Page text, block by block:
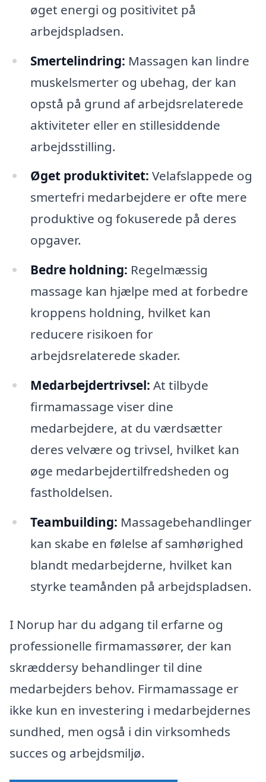
øget energi og positivitet på
arbejdspladsen.
Smertelindring: Massagen kan lindre
muskelsmerter og ubehag, der kan
opstå på grund af arbejdsrelaterede
aktiviteter eller en stillesiddende
arbejdsstilling.
Øget produktivitet: Velafslappede og
smertefri medarbejdere er ofte mere
produktive og fokuserede på deres
opgaver.
Bedre holdning: Regelmæssig
massage kan hjælpe med at forbedre
kroppens holdning, hvilket kan
reducere risikoen for
arbejdsrelaterede skader.
Medarbejdertrivsel: At tilbyde
firmamassage viser dine
medarbejdere, at du værdsætter
deres velvære og trivsel, hvilket kan
øge medarbejdertilfredsheden og
fastholdelsen.
Teambuilding: Massagebehandlinger
kan skabe en følelse af samhørighed
blandt medarbejderne, hvilket kan
styrke teamånden på arbejdspladsen.
I Norup har du adgang til erfarne og
professionelle firmamassører, der kan
skræddersy behandlinger til dine
medarbejders behov. Firmamassage er
ikke kun en investering i medarbejdernes
sundhed, men også i din virksomheds
succes og arbejdsmiljø.